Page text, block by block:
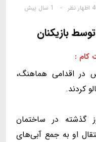
نظر - 1 سال پیش
بازیکنان
کام :
در اقدامی هماهنگ،
گذشته در ساختمان
او به جمع آبی‌های